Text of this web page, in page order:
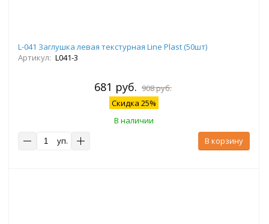
L-041 Заглушка левая текстурная Line Plast (50шт)
Артикул: L041-3
681 руб. 908 руб.
Скидка 25%
В наличии
уп.
В корзину